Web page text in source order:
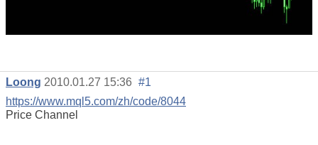
Loong 2010.01.27 15:36 #1
https://www.mql5.com/zh/code/8044
Price Channel